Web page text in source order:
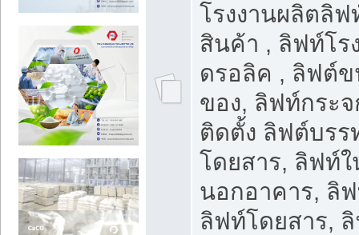
โรงงานผลิตลิ
สินค้า , ลิฟท์โร
ดรอลิค , ลิฟต์
ของ, ลิฟท์กระ
ติดตั้ง ลิฟต์บร
โดยสาร, ลิฟท์
นอกอาคาร, ลิ
ลิฟท์โดยสาร,